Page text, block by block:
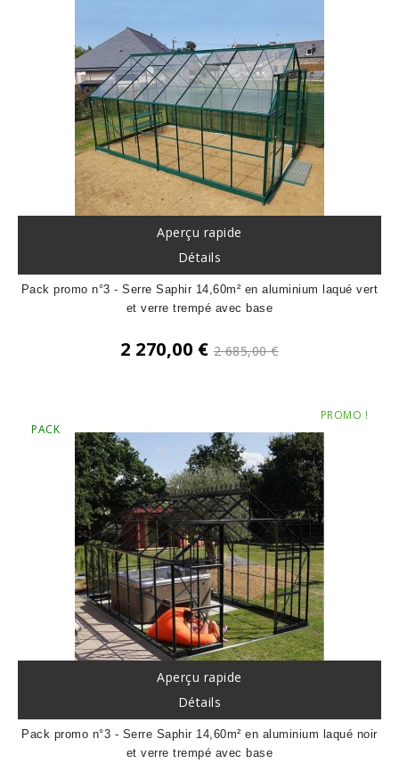
Aperçu rapide
Détails
Pack promo n°3 - Serre Saphir 14,60m² en aluminium laqué vert
et verre trempé avec base
2 270,00 €Prix
2 685,00 €
PROMO !
PACK
Aperçu rapide
Détails
Pack promo n°3 - Serre Saphir 14,60m² en aluminium laqué noir
et verre trempé avec base